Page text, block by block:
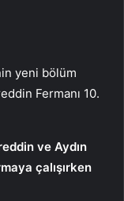
yeni bölüm
Fermanı 10.
ve Aydın
çalışırken